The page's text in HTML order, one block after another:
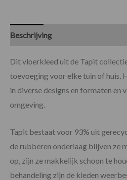
Beschrijving
Dit vloerkleed uit de Tapit
toevoeging voor elke tuin of huis.
in diverse designs en formaten en
omgeving.
Tapit bestaat voor 93% uit
de rubberen onderlaag blijven ze
op, zijn ze makkelijk schoon te
behandeling zijn de kleden